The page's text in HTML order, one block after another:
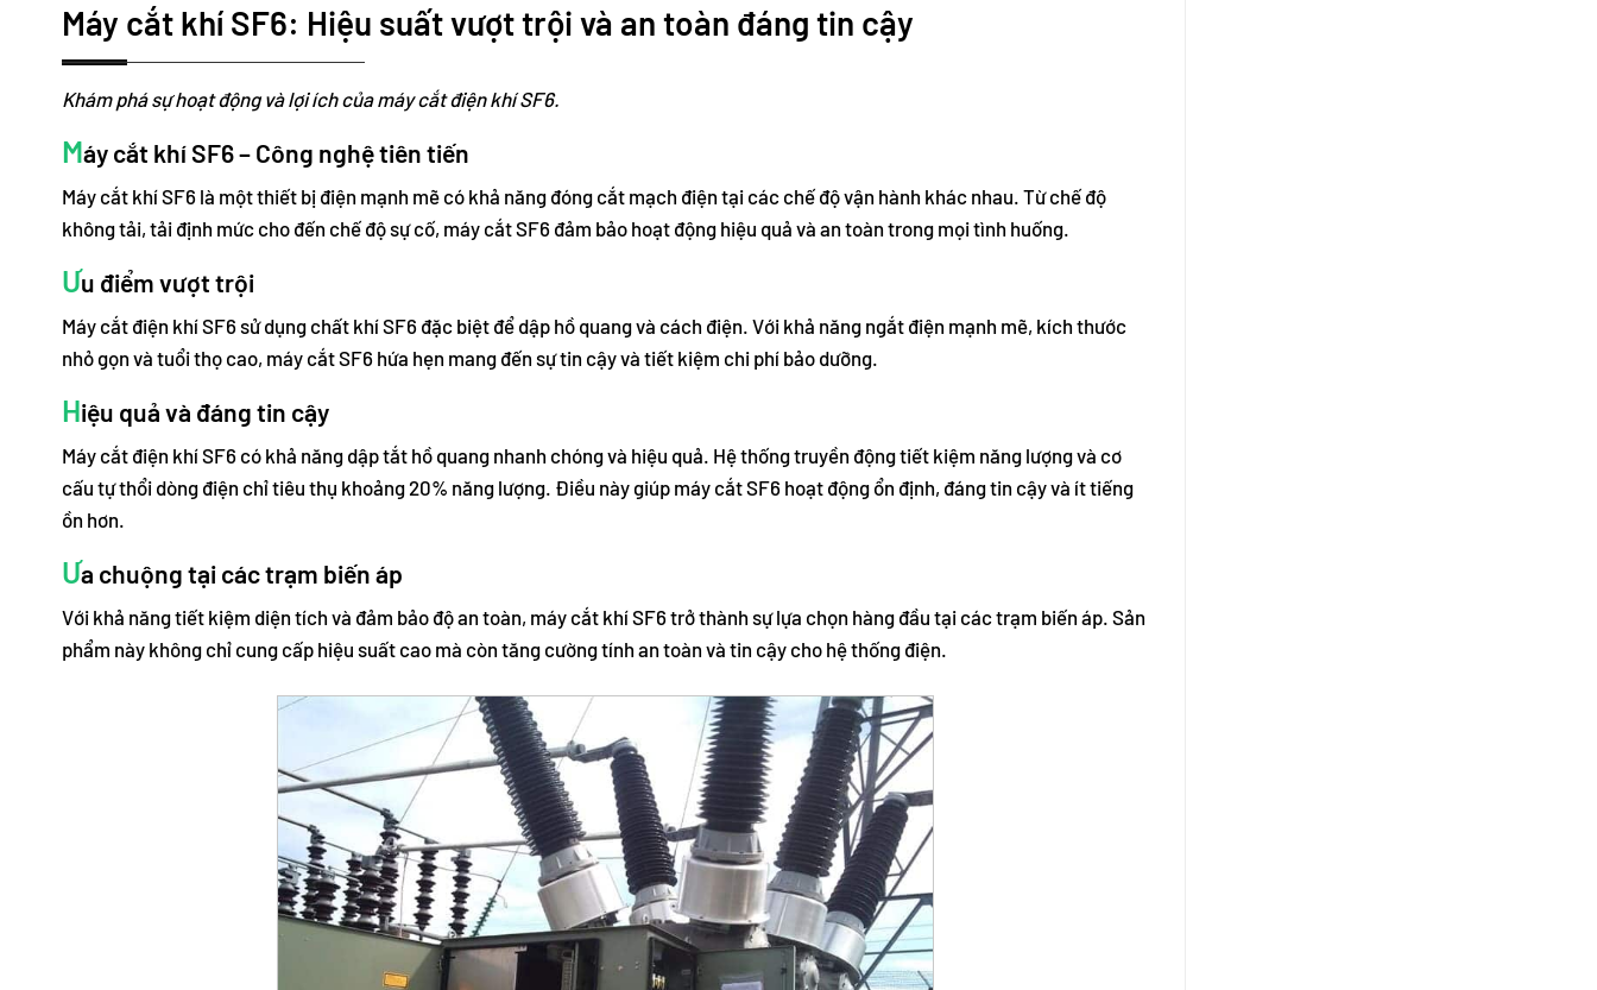
Máy cắt khí SF6: Hiệu suất vượt trội và an toàn đáng tin cậy
Khám phá sự hoạt động và lợi ích của máy cắt điện khí SF6.
Máy cắt khí SF6 – Công nghệ tiên tiến
Máy cắt khí SF6 là một thiết bị điện mạnh mẽ có khả năng đóng cắt mạch điện tại các chế độ vận hành khác nhau. Từ chế độ
không tải, tải định mức cho đến chế độ sự cố, máy cắt SF6 đảm bảo hoạt động hiệu quả và an toàn trong mọi tình huống.
Ưu điểm vượt trội
Máy cắt điện khí SF6 sử dụng chất khí SF6 đặc biệt để dập hồ quang và cách điện. Với khả năng ngắt điện mạnh mẽ, kích thước
nhỏ gọn và tuổi thọ cao, máy cắt SF6 hứa hẹn mang đến sự tin cậy và tiết kiệm chi phí bảo dưỡng.
Hiệu quả và đáng tin cậy
Máy cắt điện khí SF6 có khả năng dập tắt hồ quang nhanh chóng và hiệu quả. Hệ thống truyền động tiết kiệm năng lượng và cơ
cấu tự thổi dòng điện chỉ tiêu thụ khoảng 20% năng lượng. Điều này giúp máy cắt SF6 hoạt động ổn định, đáng tin cậy và ít tiếng
ồn hơn.
Ưa chuộng tại các trạm biến áp
Với khả năng tiết kiệm diện tích và đảm bảo độ an toàn, máy cắt khí SF6 trở thành sự lựa chọn hàng đầu tại các trạm biến áp. Sản
phẩm này không chỉ cung cấp hiệu suất cao mà còn tăng cường tính an toàn và tin cậy cho hệ thống điện.